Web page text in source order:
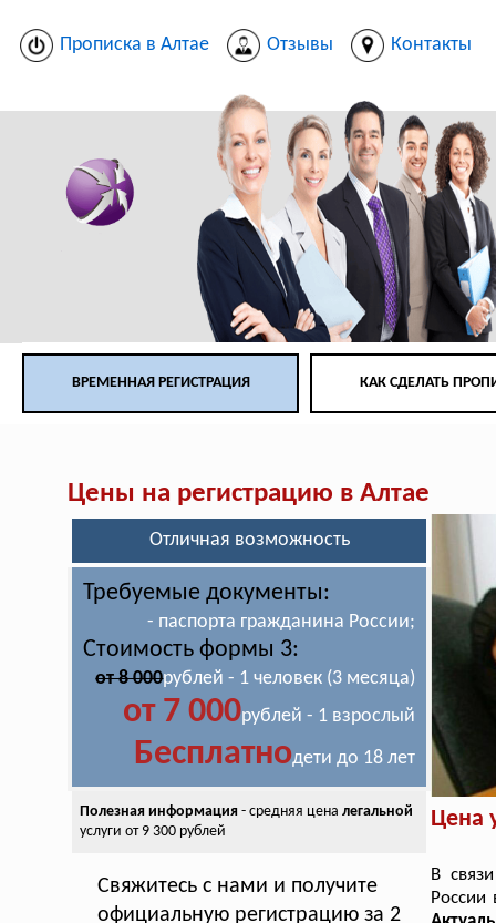
Прописка в Алтае Отзывы Контакты
ВРЕМЕННАЯ РЕГИСТРАЦИЯ КАК СДЕЛАТЬ
Цены на регистрацию в Алтае
Отличная возможность
Требуемые документы:
- паспорта гражданина России;
Стоимость формы 3:
от 8 000рублей - 1 человек (3 месяца)
от 7 000рублей - 1 взрослый
Бесплатнодети до 18 лет
Полезная информация- средняя цена легальной
услуги от 9 300 рублей
Свяжитесь с нами и получите
официальную регистрацию за 2
Цена
В
России